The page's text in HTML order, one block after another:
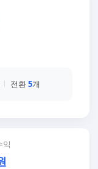
전환5개
익